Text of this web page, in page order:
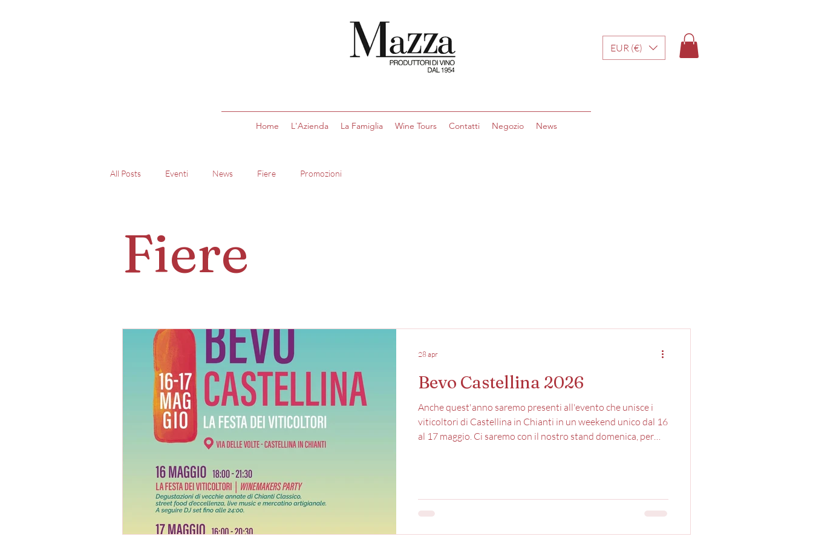
EUR (€)
Home L'Azienda La Famiglia Wine Tours Contatti Negozio News
All Posts Eventi News Fiere Promozioni
Fiere
Bevo Castellina 2026
Anche quest'anno saremo presenti all'evento che unisce i
viticoltori di Castellina in Chianti in un weekend unico dal 16
al 17 maggio. Ci saremo con il nostro stand domenica, per
Montelupo Chianti Classico Gran Selezione DOCG 2020 Di
28 apr